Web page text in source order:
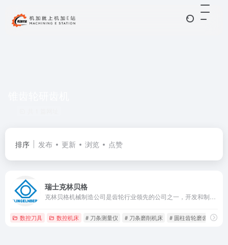
排序 发布 更新 浏览 点赞
瑞士克林贝格
数控刀具 数控机床 # 刀条测量仪 # 刀条磨削机床 # 圆柱齿轮磨齿机